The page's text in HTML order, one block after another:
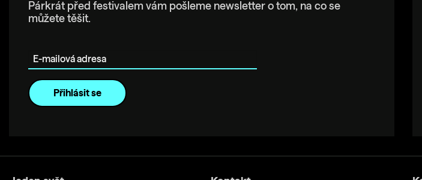
Párkrát před festivalem vám pošleme newsletter o tom, na co se
můžete těšit.